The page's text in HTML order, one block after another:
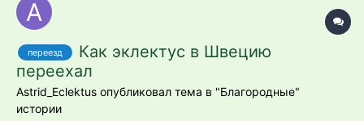
переезд
Как эклектус в Швецию
переехал
Astrid_Eclektus опубликовал тема в "Благородные"
истории